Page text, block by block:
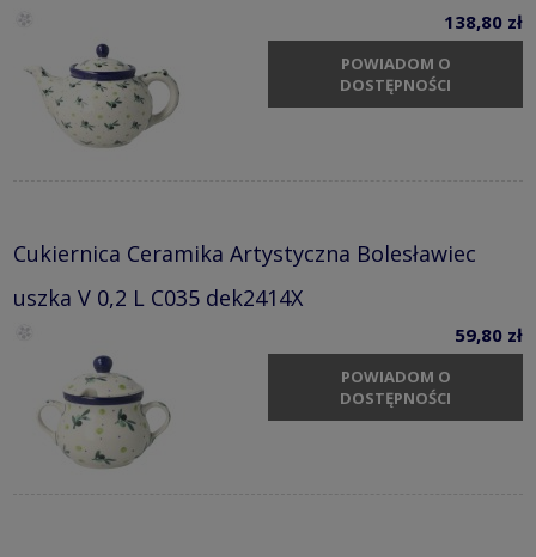
138,80 zł
POWIADOM O
DOSTĘPNOŚCI
Cukiernica Ceramika Artystyczna Bolesławiec
uszka V 0,2 L C035 dek2414X
59,80 zł
POWIADOM O
DOSTĘPNOŚCI